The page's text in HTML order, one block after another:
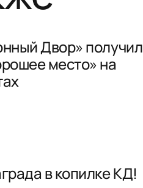
Двор» получил
место» на
в копилке КД!